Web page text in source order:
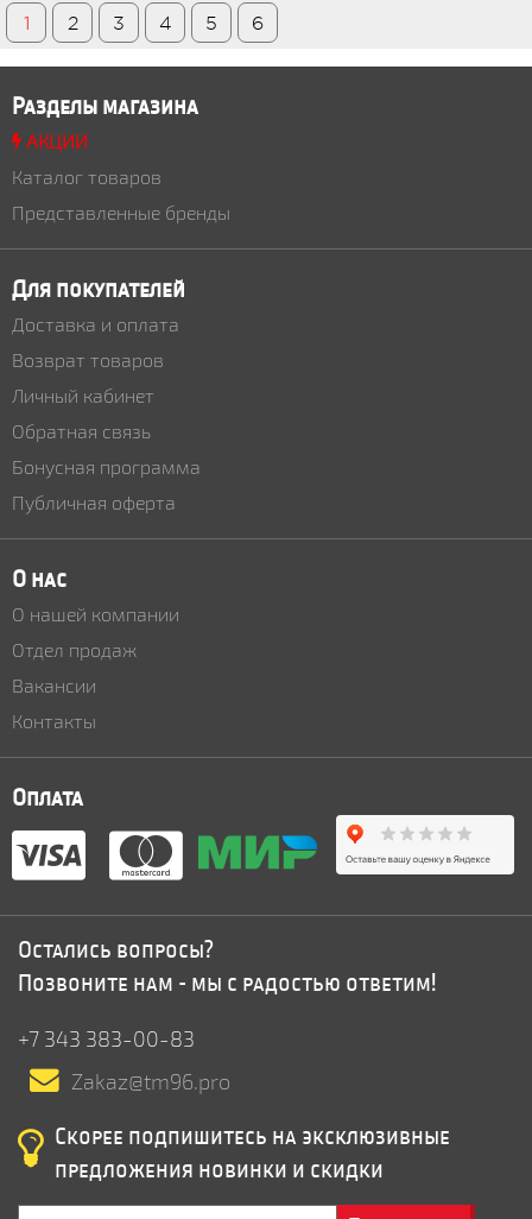
1 2 3 4 5 6
Разделы магазина
АКЦИИ
Каталог товаров
Представленные бренды
Для покупателей
Доставка и оплата
Возврат товаров
Личный кабинет
Обратная связь
Бонусная программа
Публичная оферта
О нас
О нашей компании
Отдел продаж
Вакансии
Контакты
Оплата
Остались вопросы?
Позвоните нам - мы с радостью ответим!
+7 343 383-00-83
Zakaz@tm96.pro
Скорее подпишитесь на эксклюзивные
предложения новинки и скидки